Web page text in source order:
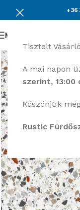
Tisztelt
A mai napon
szerint, 13:00
Köszönjük
Rustic
+36
Menü